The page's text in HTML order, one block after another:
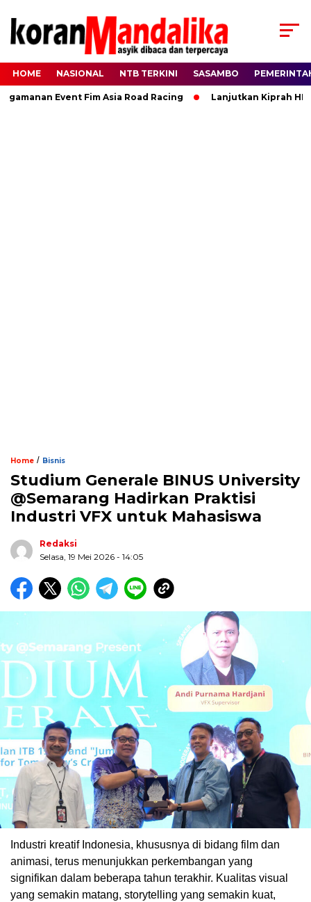
HOME NASIONAL NTB TERKINI SASAMBO
Event Fim Asia Road Racing Lanjutkan Kiprah HBK,
Home / Bisnis
Studium Generale BINUS University
@Semarang Hadirkan Praktisi
Industri VFX untuk Mahasiswa
Redaksi
Selasa, 19 Mei 2026 - 14:05
Industri kreatif Indonesia, khususnya di bidang film dan
animasi, terus menunjukkan perkembangan yang
signifikan dalam beberapa tahun terakhir. Kualitas visual
yang semakin matang, storytelling yang semakin kuat,